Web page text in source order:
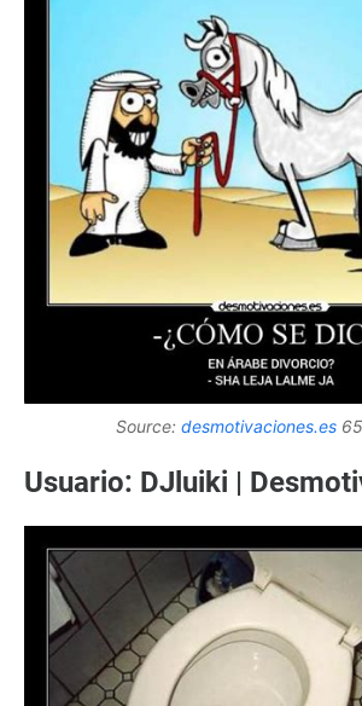
Source: desmotivaciones.es
Usuario: DJluiki |